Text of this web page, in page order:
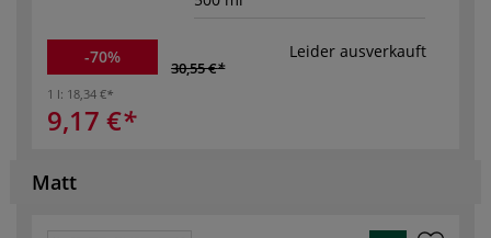
-70%
30,55 €
1 l: 18,34 €
9,17 €
Leider ausverkauft
Matt